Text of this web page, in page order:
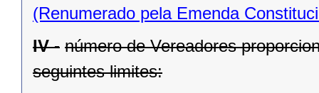
(Renumerado pela Emenda
IV - número de Vereadores
seguintes limites: